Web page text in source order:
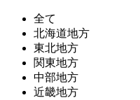
全て
北海道地方
東北地方
関東地方
中部地方
近畿地方